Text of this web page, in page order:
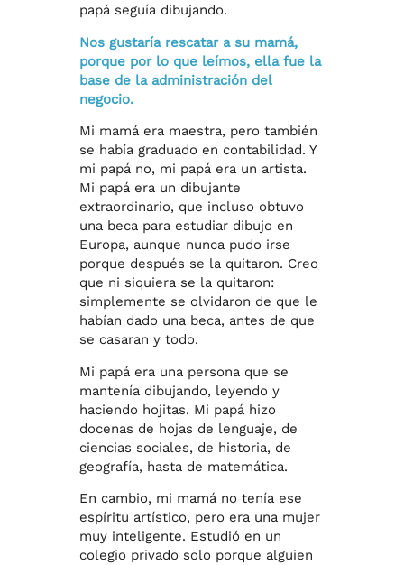
papá seguía dibujando.
Nos gustaría rescatar a su mamá,
porque por lo que leímos, ella fue la
base de la administración del
negocio.
Mi mamá era maestra, pero también
se había graduado en contabilidad. Y
mi papá no, mi papá era un artista.
Mi papá era un dibujante
extraordinario, que incluso obtuvo
una beca para estudiar dibujo en
Europa, aunque nunca pudo irse
porque después se la quitaron. Creo
que ni siquiera se la quitaron:
simplemente se olvidaron de que le
habían dado una beca, antes de que
se casaran y todo.
Mi papá era una persona que se
mantenía dibujando, leyendo y
haciendo hojitas. Mi papá hizo
docenas de hojas de lenguaje, de
ciencias sociales, de historia, de
geografía, hasta de matemática.
En cambio, mi mamá no tenía ese
espíritu artístico, pero era una mujer
muy inteligente. Estudió en un
colegio privado solo porque alguien